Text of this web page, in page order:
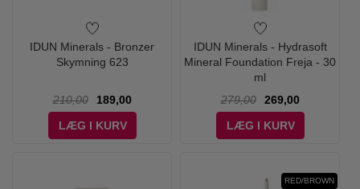
IDUN Minerals - Bronzer
Skymning 623
210,00
189,00
LÆG I KURV
IDUN Minerals - Hydrasoft
Mineral Foundation Freja - 30
ml
279,00
269,00
LÆG I KURV
RED/BROWN